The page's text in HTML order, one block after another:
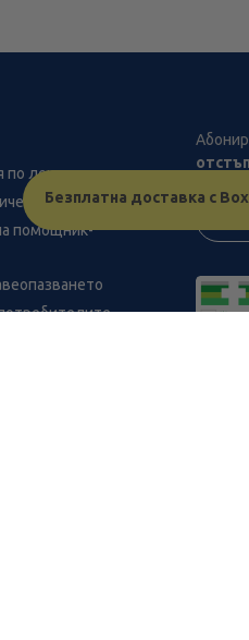
Безплатна доставка с
по лекарствата
съюз
помощник-